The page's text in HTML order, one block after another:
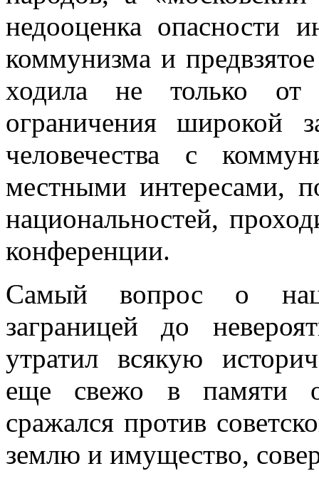
недооценка опасности
коммунизма и
ходила не только от
ограничения широкой
человечества с
местными интересами,
национальностей,
конференции.
Самый вопрос о
заграницей до
утратил всякую
еще свежо в памяти
сражался против
землю и имущество,